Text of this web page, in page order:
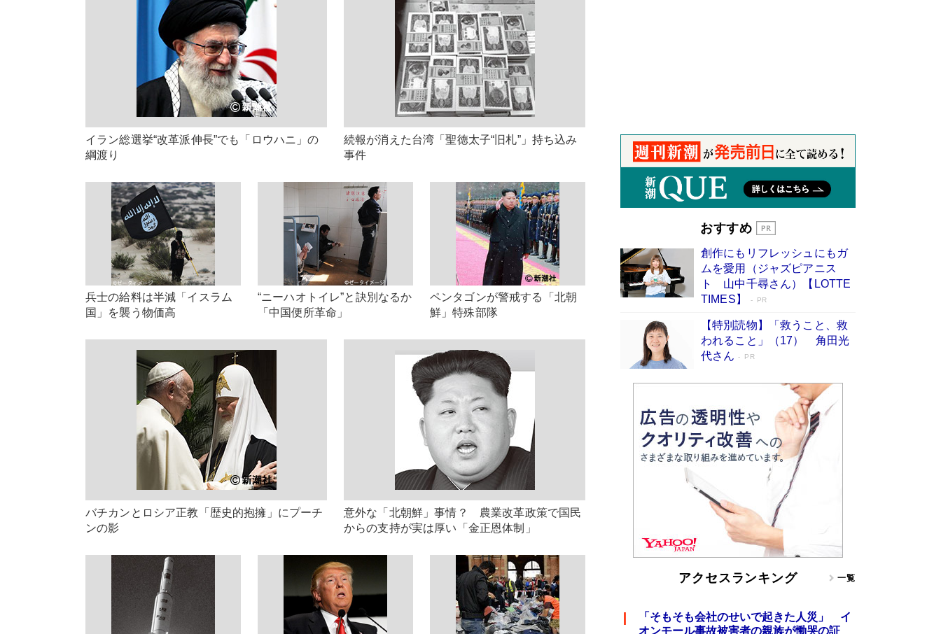
イラン総選挙“改革派伸長”でも「ロウハニ」の
綱渡り
続報が消えた台湾「聖徳太子“旧札”」持ち込み
事件
兵士の給料は半減「イスラム
国」を襲う物価高
“ニーハオトイレ”と訣別なるか
「中国便所革命」
ペンタゴンが警戒する「北朝
鮮」特殊部隊
バチカンとロシア正教「歴史的抱擁」にプーチ
ンの影
意外な「北朝鮮」事情？ 農業改革政策で国民
からの支持が実は厚い「金正恩体制」
おすすめ
創作にもリフレッシュにもガ
ムを愛用（ジャズピアニス
ト 山中千尋さん）【LOTTE
TIMES】
PR
【特別読物】「救うこと、救
われること」（17） 角田光
代さん
PR
アクセスランキング 一覧
「そもそも会社のせいで起きた人災」 イ
オンモール事故被害者の親族が慟哭の証